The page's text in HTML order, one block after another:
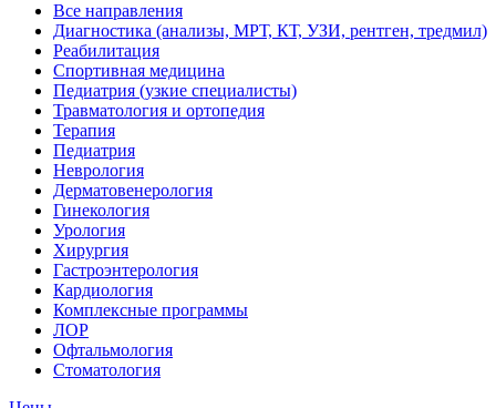
Все направления
Диагностика (анализы, МРТ, КТ, УЗИ, рентген, тредмил)
Реабилитация
Спортивная медицина
Педиатрия (узкие специалисты)
Травматология и ортопедия
Терапия
Педиатрия
Неврология
Дерматовенерология
Гинекология
Урология
Хирургия
Гастроэнтерология
Кардиология
Комплексные программы
ЛОР
Офтальмология
Стоматология